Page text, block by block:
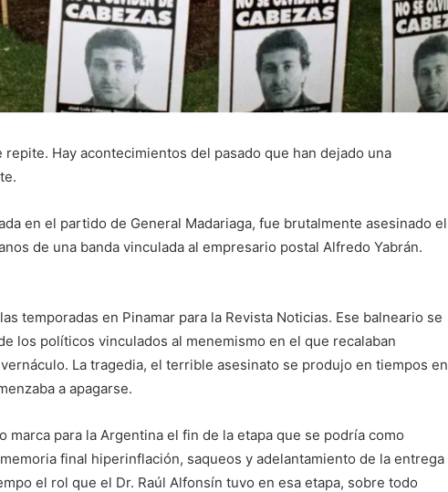
Hay acontecimientos del pasado que han dejado una
en el partido de General Madariaga, fue brutalmente asesinado el
de una banda vinculada al empresario postal Alfredo Yabrán.
temporadas en Pinamar para la Revista Noticias. Ese balneario se
los políticos vinculados al menemismo en el que recalaban
La tragedia, el terrible asesinato se produjo en tiempos en
a apagarse.
marca para la Argentina el fin de la etapa que se podría como
final hiperinflación, saqueos y adelantamiento de la entrega
el rol que el Dr. Raúl Alfonsín tuvo en esa etapa, sobre todo